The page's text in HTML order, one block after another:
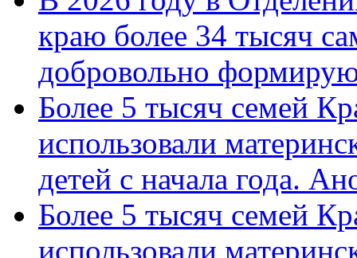
краю более 34 тысяч
добровольно
Более 5 тысяч семей
использовали
детей с начала года.
Более 5 тысяч семей
использовали